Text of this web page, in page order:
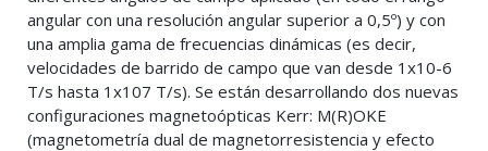
angular con una resolución angular superior a 0,5º) y con
una amplia gama de frecuencias dinámicas (es decir,
velocidades de barrido de campo que van desde 1x10-6
T/s hasta 1x107 T/s). Se están desarrollando dos nuevas
configuraciones magnetoópticas Kerr: M(R)OKE
(magnetometría dual de magnetorresistencia y efecto